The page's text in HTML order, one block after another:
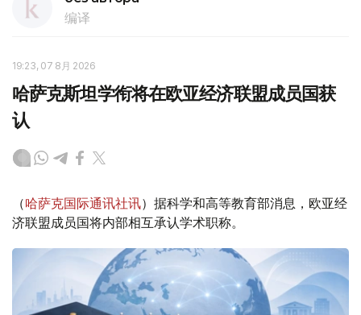
编译
19:23, 07 8月 2026
哈萨克斯坦学衔将在欧亚经济联盟成员国获
认
（哈萨克国际通讯社讯）据科学和高等教育部消息，欧亚经
济联盟成员国将内部相互承认学术职称。